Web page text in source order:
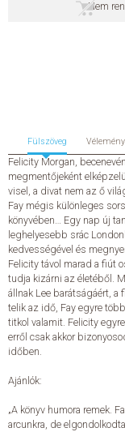
Nem
Fülszöveg
Felicity Morgan,
megmentőjeként
visel, a divat nem az ő
Fay mégis különleges
könyvében… Egy nap új
leghelyesebb srác
kedvességével és
Felicity távol marad a fiút
tudja kizárni az életéből.
állnak Lee barátságáért,
telik az idő, Fay egyre
titkol valamit. Felicity
erről csak akkor
időben.
Ajánlók:
„A könyv humora remek.
arcunkra, de
HÍREK
KAPCSOLAT
ELŐRENDELHETŐ
ÚJDONSÁGOK
ELŐRENDELÉSI
KÍVÁNSÁG TOPLISTA